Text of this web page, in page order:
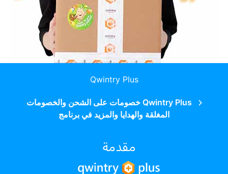
Qwintry Plus
Qwintry Plus خصومات على الشحن والخصومات
المغلقة والهدايا والمزيد في برنامج